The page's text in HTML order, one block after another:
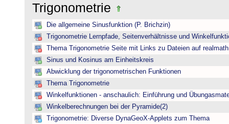
Trigonometrie
Die allgemeine Sinusfunktion (P. Brichzin)
Trigonometrie Lernpfade, Seitenverhältnisse und
Thema Trigonometrie Seite mit Links zu Dateien auf
Sinus und Kosinus am Einheitskreis
Abwicklung der trigonometrischen Funktionen
Thema Trigonometrie
Winkelfunktionen - anschaulich: Einführung und
Winkelberechnungen bei der Pyramide(2)
Trigonometrie: Diverse DynaGeoX-Applets zum Thema